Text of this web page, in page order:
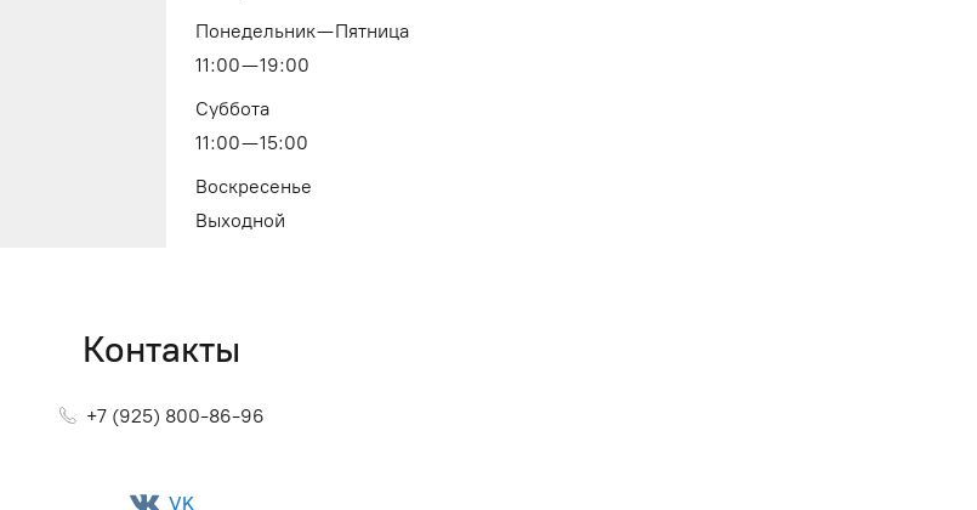
Понедельник — Пятница
11:00 — 19:00
Суббота
11:00 — 15:00
Воскресенье
Выходной
Контакты
+7 (925) 800-86-96
VK